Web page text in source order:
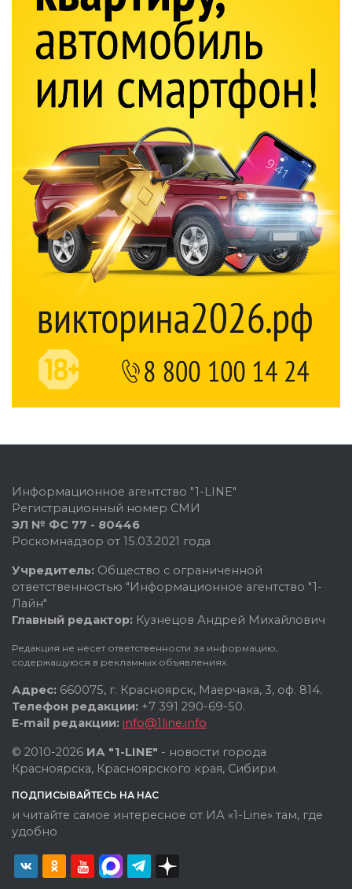
Информационное агентство "1-LINE"
Регистрационный номер СМИ
ЭЛ № ФС 77 - 80446
Роскомнадзор от 15.03.2021 года
Учредитель: Общество с ограниченной
ответственностью "Информационное агентство "1-
Лайн"
Главный редактор: Кузнецов Андрей Михайлович
Редакция не несет ответственности за информацию,
содержащуюся в рекламных объявлениях.
Адрес: 660075, г. Красноярск, Маерчака, 3, оф. 814.
Телефон редакции: +7 391 290-69-50.
E-mail редакции: info@1line.info
© 2010-2026 ИА "1-LINE" - новости города
Красноярска, Красноярского края, Сибири.
ПОДПИСЫВАЙТЕСЬ НА НАС
и читайте самое интересное от ИА «1-Line» там, где
удобно